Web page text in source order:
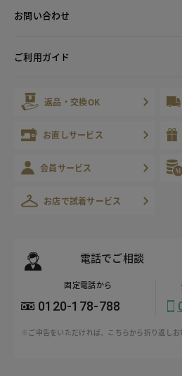
お問い合わせ
ご利用ガイド
返品・交換OK
お直しサービス
会員サービス
お店で試着サービス
電話でご相談
固定電話から
0120-178-788
※ご申告をいただければ、こちらから折り返しお